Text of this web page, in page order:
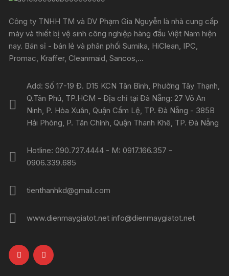
Công ty TNHH TM và DV Phạm Gia Nguyễn là nhà cung cấp
máy và thiết bị vệ sinh công nghiệp hàng đầu Việt Nam hiện
nay. Bán sỉ - bán lẻ và phân phối Sumika, HiClean, IPC,
Promac, Kraffer, Cleanmaid, Sancos,...
Add: Số 17-19 Đ. D15 KCN Tân Bình, Phường Tây Thạnh,
Q.Tân Phú, TP.HCM - Địa chỉ tại Đà Nẵng: 27 Võ An
Ninh, P. Hòa Xuân, Quận Cẩm Lệ, TP. Đà Nẵng - 385B
Hải Phòng, P. Tân Chính, Quận Thanh Khê, TP. Đà Nẵng
Hotline: 090.727.4444 - M: 0917.166.357 -
0906.339.685
tienthanhkd@gmail.com
www.dienmaygiatot.net info@dienmaygiatot.net